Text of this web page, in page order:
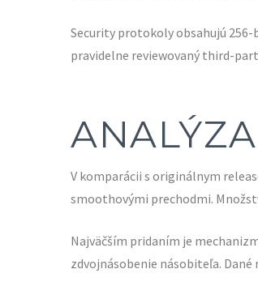
Security protokoly obsahujú
pravidelne reviewovaný third-
V komparácii s originálnym
smoothovými prechodmi.
Najväčším pridaním je
zdvojnásobenie násobiteľa.